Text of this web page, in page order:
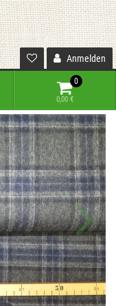
Anmelden
0
0,00 €